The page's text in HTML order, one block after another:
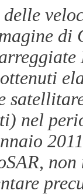
nel